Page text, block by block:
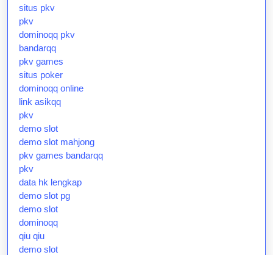
situs pkv
pkv
dominoqq pkv
bandarqq
pkv games
situs poker
dominoqq online
link asikqq
pkv
demo slot
demo slot mahjong
pkv games bandarqq
pkv
data hk lengkap
demo slot pg
demo slot
dominoqq
qiu qiu
demo slot